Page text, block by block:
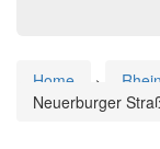
Home ›
Neuerburger